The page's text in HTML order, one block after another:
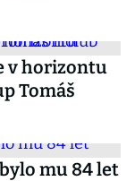
v horizontu
Tomáš
mu 84 let